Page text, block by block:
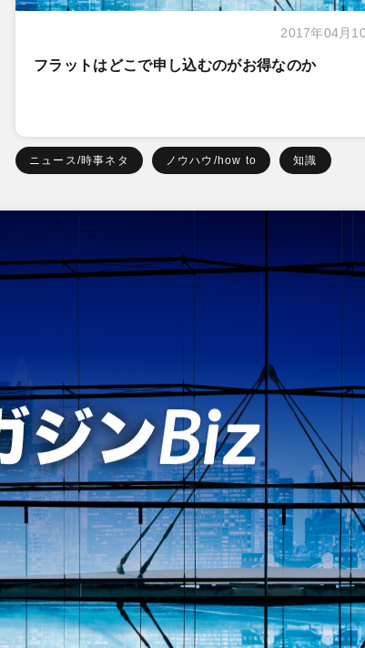
2017年04月
フラットはどこで申し込むのがお得なのか
ニュース/時事ネタ ノウハウ/how to 知識